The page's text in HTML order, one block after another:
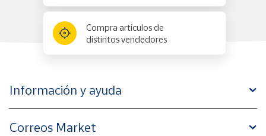
Compra artículos de
distintos vendedores
Información y ayuda
Correos Market